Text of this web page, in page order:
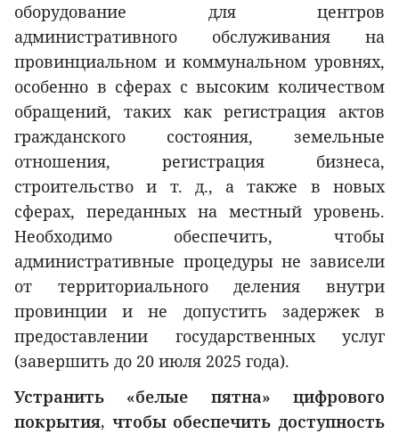
оборудование для центров
административного обслуживания на
провинциальном и коммунальном уровнях,
особенно в сферах с высоким количеством
обращений, таких как регистрация актов
гражданского состояния, земельные
отношения, регистрация бизнеса,
строительство и т. д., а также в новых
сферах, переданных на местный уровень.
Необходимо обеспечить, чтобы
административные процедуры не зависели
от территориального деления внутри
провинции и не допустить задержек в
предоставлении государственных услуг
(завершить до 20 июля 2025 года).
Устранить «белые пятна» цифрового
покрытия, чтобы обеспечить доступность